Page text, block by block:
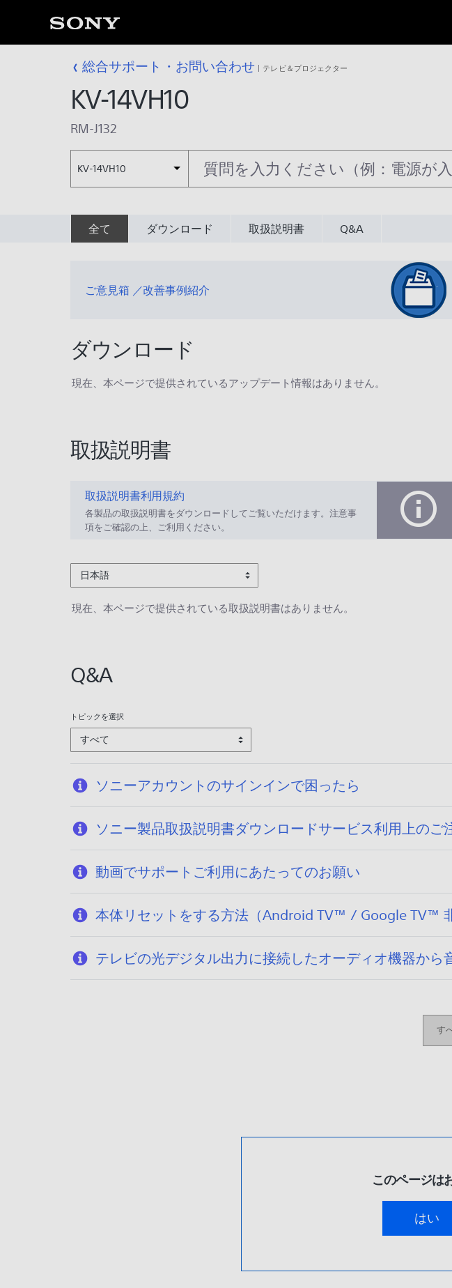
総合サポート・お問い合わせ テレビ＆プロジェクター
KV-14VH10
RM-J132
KV-14VH10
全て ダウンロード 取扱説明書 Q&A
ご意見箱 ／改善事例紹介
ダウンロード
現在、本ページで提供されているアップデート情報はありません。
取扱説明書
取扱説明書利用規約
各製品の取扱説明書をダウンロードしてご覧いただけます。注意事
項をご確認の上、ご利用ください。
日本語
現在、本ページで提供されている取扱説明書はありません。
Q&A
トピックを選択
すべて
ソニーアカウントのサインインで困ったら
ソニー製品取扱説明書ダウンロードサービス利用上のご
動画でサポートご利用にあたってのお願い
本体リセットをする方法（Android TV™ / Google TV™
テレビの光デジタル出力に接続したオーディオ機器から
す
このページは
はい